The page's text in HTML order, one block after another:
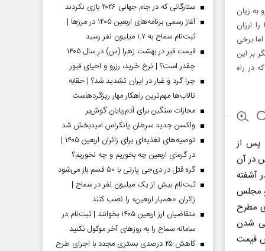
زیان
ارزان
برخی
بر این
در راه
پس از
در آن
آشفته
و مجلس
مطرح
شدن
قیمت
ستارگانی که در جام جهانی ۲۰۲۶ بازی نکردند
آغاز رسمی برنامه‌های اربعین ۱۴۰۵ در مرز‌ها |
ثبت‌نام سماح به ۱.۷ میلیون نفر رسید
قیمت قبر در بهشت زهرا (س) در سال ۱۴۰۵
چقدر است؟ | نرخ خرید، رزرو و احیای قبور
چرا گرد و غبار در ایران تشدید شد؟ | حقابه
تالاب‌ها مهم‌ترین راهکار مهار ریزگردهاست
مجازات سنگین برای آدم‌ربایان گوش‌بر
واکسن جدید سرطان پانکراس امیدبخش شد
توصیه‌های تغذیه‌ای برای زائران اربعین ۱۴۰۵ |
در گرمای اربعین چه بخوریم و چه نخوریم؟
گره قتل در دی‌جی پارتی با ۵۰ قسم باز می‌شود
ثبت‌نام بیش از یک میلیون نفر در سماح |
زائران «همیار اربعین» را نصب کنند
متقاضیان ارز اربعین ۱۴۰۵ بخوانند | ثبت‌نام در
سامانه سماح را به روز‌های آخر موکول نکنید
کاهش ۲۵ درصدی بستری مجدد با اجرای طرح